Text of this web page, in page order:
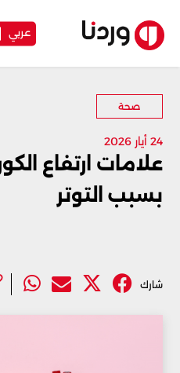
عربي
صحة
24 أيار 2026
علامات ارتفاع
بسبب التوتر
شارك